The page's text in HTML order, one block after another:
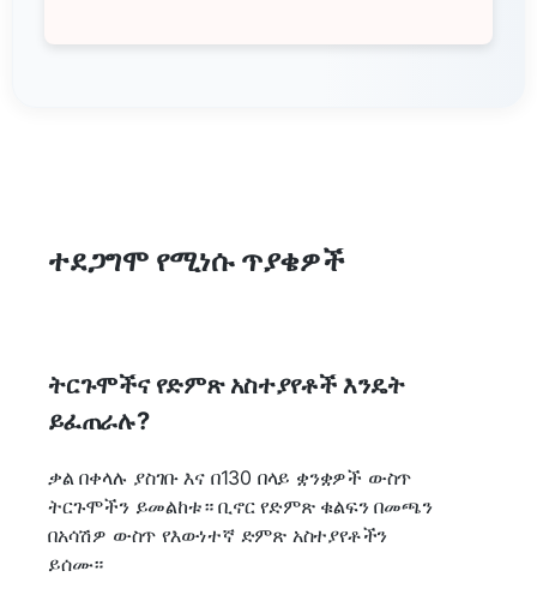
ተደጋግሞ የሚነሱ ጥያቄዎች
ትርጉሞችና የድምጽ አስተያየቶች እንዴት
ይፈጠራሉ?
ቃል በቀላሉ ያስገቡ እና በ130 በላይ ቋንቋዎች ውስጥ
ትርጉሞችን ይመልከቱ። ቢኖር የድምጽ ቁልፍን በመጫን
በአሳሽዎ ውስጥ የእውነተኛ ድምጽ አስተያየቶችን
ይሰሙ።